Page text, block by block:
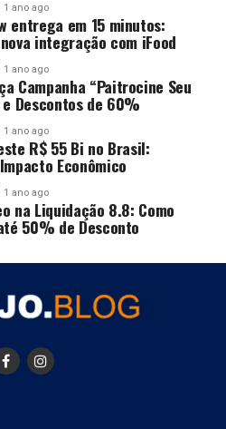
1 ano ago
entrega em 15 minutos:
integração com iFood
1 ano ago
Campanha “Paitrocine Seu
e Descontos de 60%
1 ano ago
R$ 55 Bi no Brasil:
Econômico
1 ano ago
na Liquidação 8.8: Como
50% de Desconto